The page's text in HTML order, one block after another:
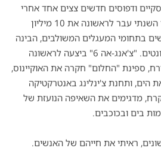
ודפוסים חדשים צצים אחד אחרי
השני. ייצור הרכב החשמלי השנתי עבר לראשונה את 10 מיליון
בתחומי המעגלים המשולבים, הבינה
המלאכותית ותקשורת הקוונטים. "צ'אנג-אה 6" ביצעה לראשונה
ספינת "החלום" חקרה את האוקיינוס,
הים, ותחנת צ'ינלינג באנטרקטיקה
מדגימים את השאיפה הנועזת של
בים ובכוכבים.
ראיתי את חייהם של האנשים.